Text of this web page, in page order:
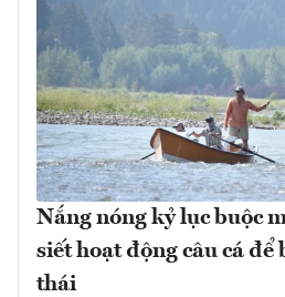
Nắng nóng kỷ lục buộc
siết hoạt động câu cá để
thái